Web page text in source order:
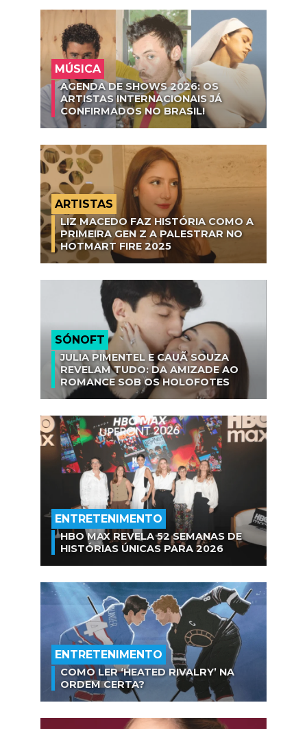
MÚSICA
AGENDA DE SHOWS 2026: OS
ARTISTAS INTERNACIONAIS JÁ
CONFIRMADOS NO BRASIL!
ARTISTAS
LIZ MACEDO FAZ HISTÓRIA COMO A
PRIMEIRA GEN Z A PALESTRAR NO
HOTMART FIRE 2025
SÓNOFT
JULIA PIMENTEL E CAUÃ SOUZA
REVELAM TUDO: DA AMIZADE AO
ROMANCE SOB OS HOLOFOTES
ENTRETENIMENTO
HBO MAX REVELA 52 SEMANAS DE
HISTÓRIAS ÚNICAS PARA 2026
ENTRETENIMENTO
COMO LER ‘HEATED RIVALRY’ NA
ORDEM CERTA?